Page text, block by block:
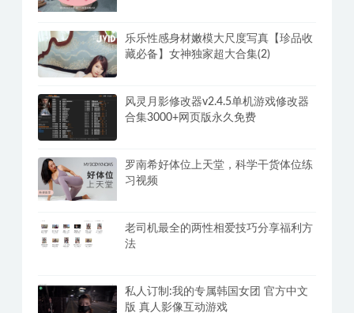
乐乐性感身材嫩模大尺度写真【珍品收
藏必备】女神独家超大合集(2)
风灵月影修改器v2.4.5单机游戏修改器
合集3000+网页版永久免费
罗南希好体位上天堂，科学干货体位练
习视频
老司机最全的两性相爱技巧分享福利方
法
私人订制:我的专属韩国女团 官方中文
版 真人影像互动游戏